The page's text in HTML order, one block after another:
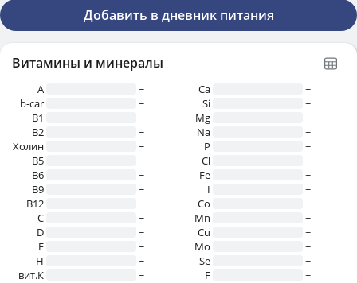
Добавить в дневник питания
Витамины и минералы
A
~
b-car
~
В1
~
B2
~
Холин
~
B5
~
B6
~
B9
~
B12
~
C
~
D
~
E
~
H
~
вит.К
~
Ca
~
Si
~
Mg
~
Na
~
P
~
Cl
~
Fe
~
I
~
Co
~
Mn
~
Cu
~
Mo
~
Se
~
F
~